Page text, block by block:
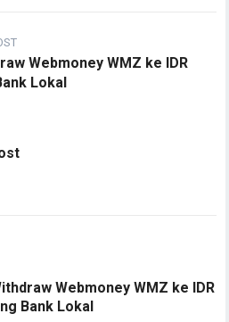
Webmoney WMZ ke IDR
Lokal
Webmoney WMZ ke IDR
Bank Lokal